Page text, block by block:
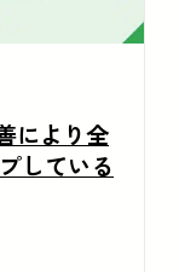
により全
している